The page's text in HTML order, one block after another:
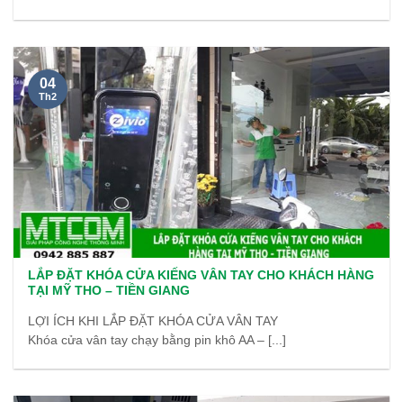
LẮP ĐẶT KHÓA CỬA KIẾNG VÂN TAY CHO KHÁCH HÀNG
TẠI MỸ THO – TIỀN GIANG
LỢI ÍCH KHI LẮP ĐẶT KHÓA CỬA VÂN TAY
Khóa cửa vân tay chạy bằng pin khô AA – [...]
04
Th2